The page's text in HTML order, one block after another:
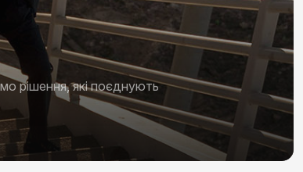
рішення, які поєднують